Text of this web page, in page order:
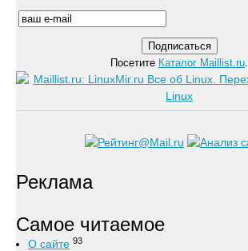
Посетите Каталог Maillist.ru.
Реклама
Самое читаемое
О сайте 93